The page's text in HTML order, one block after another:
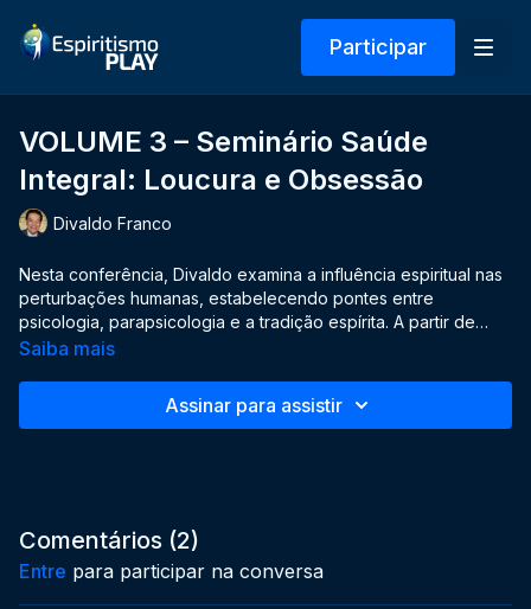
Participar
VOLUME 3 – Seminário Saúde
Integral: Loucura e Obsessão
Divaldo Franco
Nesta conferência, Divaldo examina a influência espiritual nas
perturbações humanas, estabelecendo pontes entre
psicologia, parapsicologia e a tradição espírita. A partir de
narrativas históricas e bíblicas, analisa casos de obsessão,
notável psicoterapeuta da humanidade. Utiliza episódios como
vigilância interior e comunhão com o divino. A palestra
Doutrina Espírita.
Saiba mais
Assinar para assistir
Comentários (2)
Entre para participar na conversa